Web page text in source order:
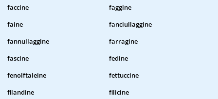
faccine
faggine
faine
fanciullaggine
fannullaggine
farragine
fascine
fedine
fenolftaleine
fettuccine
filandine
filicine